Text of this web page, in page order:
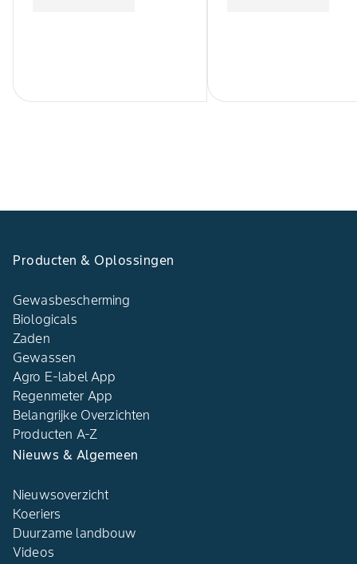
Producten & Oplossingen
Gewasbescherming
Biologicals
Zaden
Gewassen
Agro E-label App
Regenmeter App
Belangrijke Overzichten
Producten A-Z
Nieuws & Algemeen
Nieuwsoverzicht
Koeriers
Duurzame landbouw
Videos